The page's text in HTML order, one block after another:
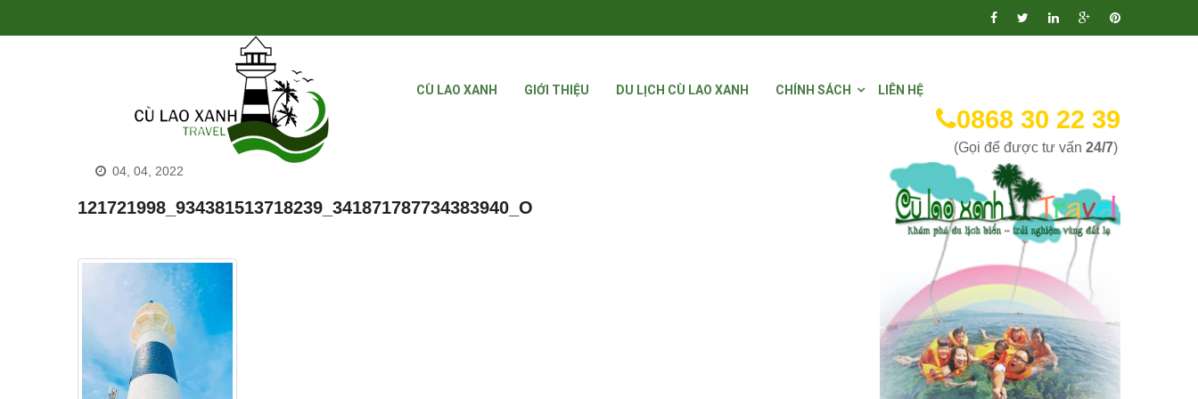
CÙ LAO XANH GIỚI THIỆU DU LỊCH CÙ LAO XANH CHÍNH SÁCH LIÊN HỆ
0868 30 22 39
(Gọi để được tư vấn 24/7)
04, 04, 2022
121721998_934381513718239_341871787734383940_O